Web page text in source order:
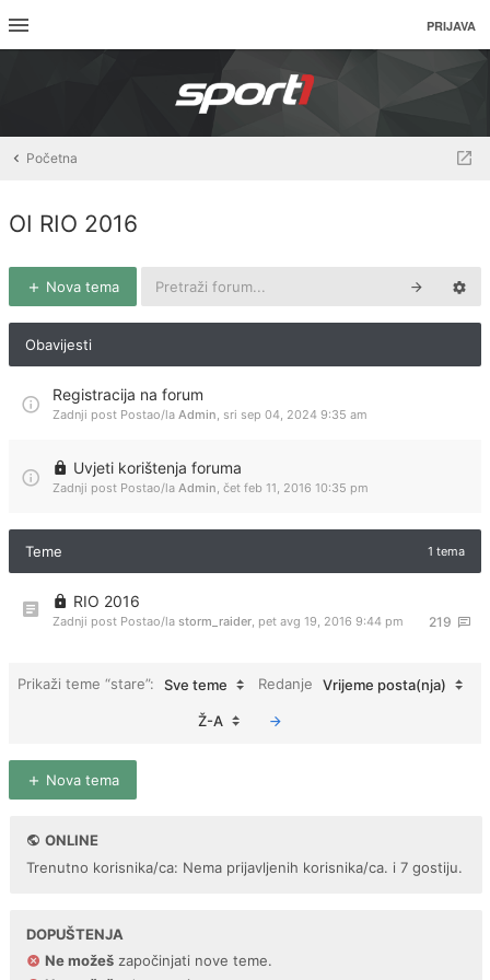
PRIJAVA
Početna
OI RIO 2016
Nova tema
Obavijesti
Registracija na forum
Zadnji post Postao/la Admin, sri sep 04, 2024 9:35 am
Uvjeti korištenja foruma
Zadnji post Postao/la Admin, čet feb 11, 2016 10:35 pm
Teme 1 tema
RIO 2016
219
Zadnji post Postao/la storm_raider, pet avg 19, 2016 9:44 pm
Prikaži teme “stare”: Sve teme Redanje Vrijeme posta(nja)
Ž-A
Nova tema
ONLINE
Trenutno korisnika/ca: Nema prijavljenih korisnika/ca. i 7 gostiju.
DOPUŠTENJA
Ne možeš započinjati nove teme.